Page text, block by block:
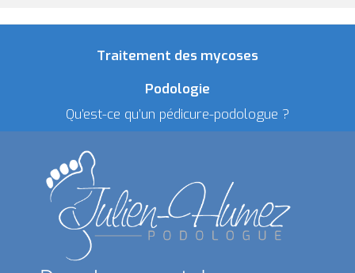
Traitement des mycoses
Podologie
Qu’est-ce qu’un pédicure-podologue ?
Pédicurie-podologie
Le soin de pédicurie-podologie
Pour quel soin consulter un pédicure-podologue